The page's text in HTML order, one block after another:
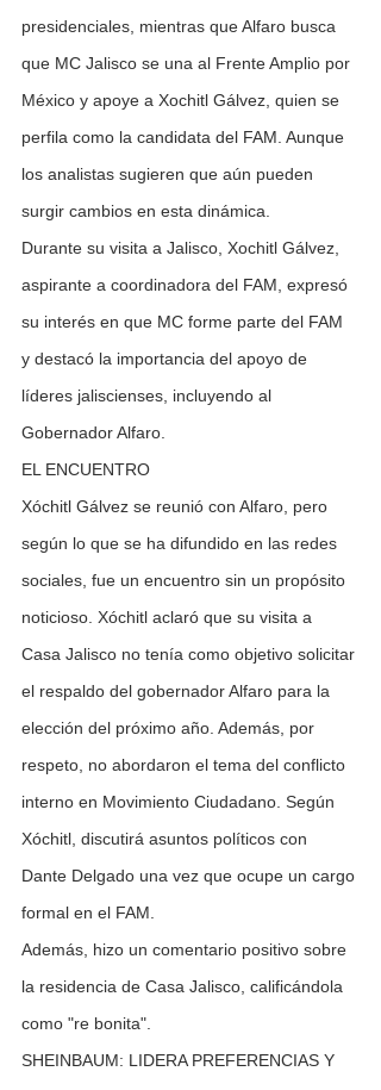
presidenciales, mientras que Alfaro busca
que MC Jalisco se una al Frente Amplio por
México y apoye a Xochitl Gálvez, quien se
perfila como la candidata del FAM. Aunque
los analistas sugieren que aún pueden
surgir cambios en esta dinámica.
Durante su visita a Jalisco, Xochitl Gálvez,
aspirante a coordinadora del FAM, expresó
su interés en que MC forme parte del FAM
y destacó la importancia del apoyo de
líderes jaliscienses, incluyendo al
Gobernador Alfaro.
EL ENCUENTRO
Xóchitl Gálvez se reunió con Alfaro, pero
según lo que se ha difundido en las redes
sociales, fue un encuentro sin un propósito
noticioso. Xóchitl aclaró que su visita a
Casa Jalisco no tenía como objetivo solicitar
el respaldo del gobernador Alfaro para la
elección del próximo año. Además, por
respeto, no abordaron el tema del conflicto
interno en Movimiento Ciudadano. Según
Xóchitl, discutirá asuntos políticos con
Dante Delgado una vez que ocupe un cargo
formal en el FAM.
Además, hizo un comentario positivo sobre
la residencia de Casa Jalisco, calificándola
como "re bonita".
SHEINBAUM: LIDERA PREFERENCIAS Y